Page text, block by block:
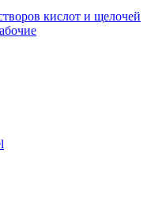
кислот и щелочей